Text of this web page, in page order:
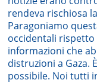
rendeva rischiosa
Paragoniamo
occidentali
informazioni che
distruzioni a Gaza.
possibile. Noi tutti